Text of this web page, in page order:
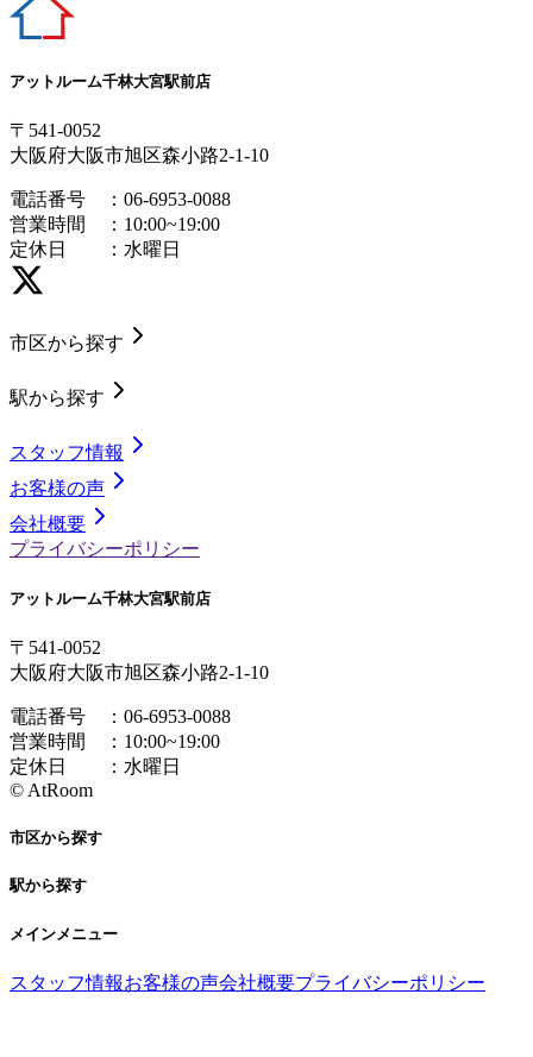
アットルーム千林大宮駅前店
〒 541-0052
大阪府大阪市旭区森小路2-1-10
電話番号 ： 06-6953-0088
営業時間 ： 10:00~19:00
定休日 ： 水曜日
市区から探す
駅から探す
スタッフ情報
お客様の声
会社概要
プライバシーポリシー
アットルーム千林大宮駅前店
〒 541-0052
大阪府大阪市旭区森小路2-1-10
電話番号 ： 06-6953-0088
営業時間 ： 10:00~19:00
定休日 ： 水曜日
© AtRoom
市区から探す
駅から探す
メインメニュー
スタッフ情報お客様の声会社概要プライバシーポリシー